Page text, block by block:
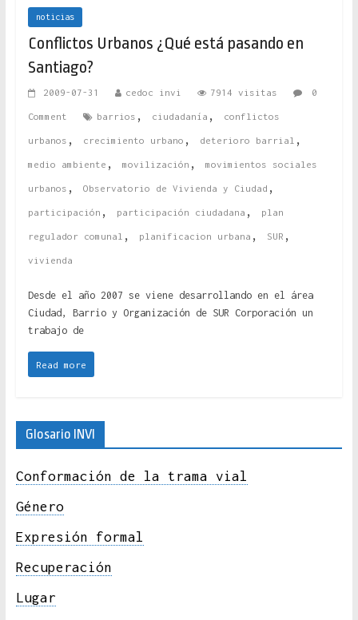
noticias
Conflictos Urbanos ¿Qué está pasando en
Santiago?
2009-07-31 cedoc invi 7914 visitas 0
Comment barrios , ciudadanía , conflictos
urbanos , crecimiento urbano , deterioro barrial ,
medio ambiente , movilización , movimientos sociales
urbanos , Observatorio de Vivienda y Ciudad ,
participación , participación ciudadana , plan
regulador comunal , planificacion urbana , SUR ,
vivienda
Desde el año 2007 se viene desarrollando en el área
Ciudad, Barrio y Organización de SUR Corporación un
trabajo de
Read more
Glosario INVI
Conformación de la trama vial
Género
Expresión formal
Recuperación
Lugar